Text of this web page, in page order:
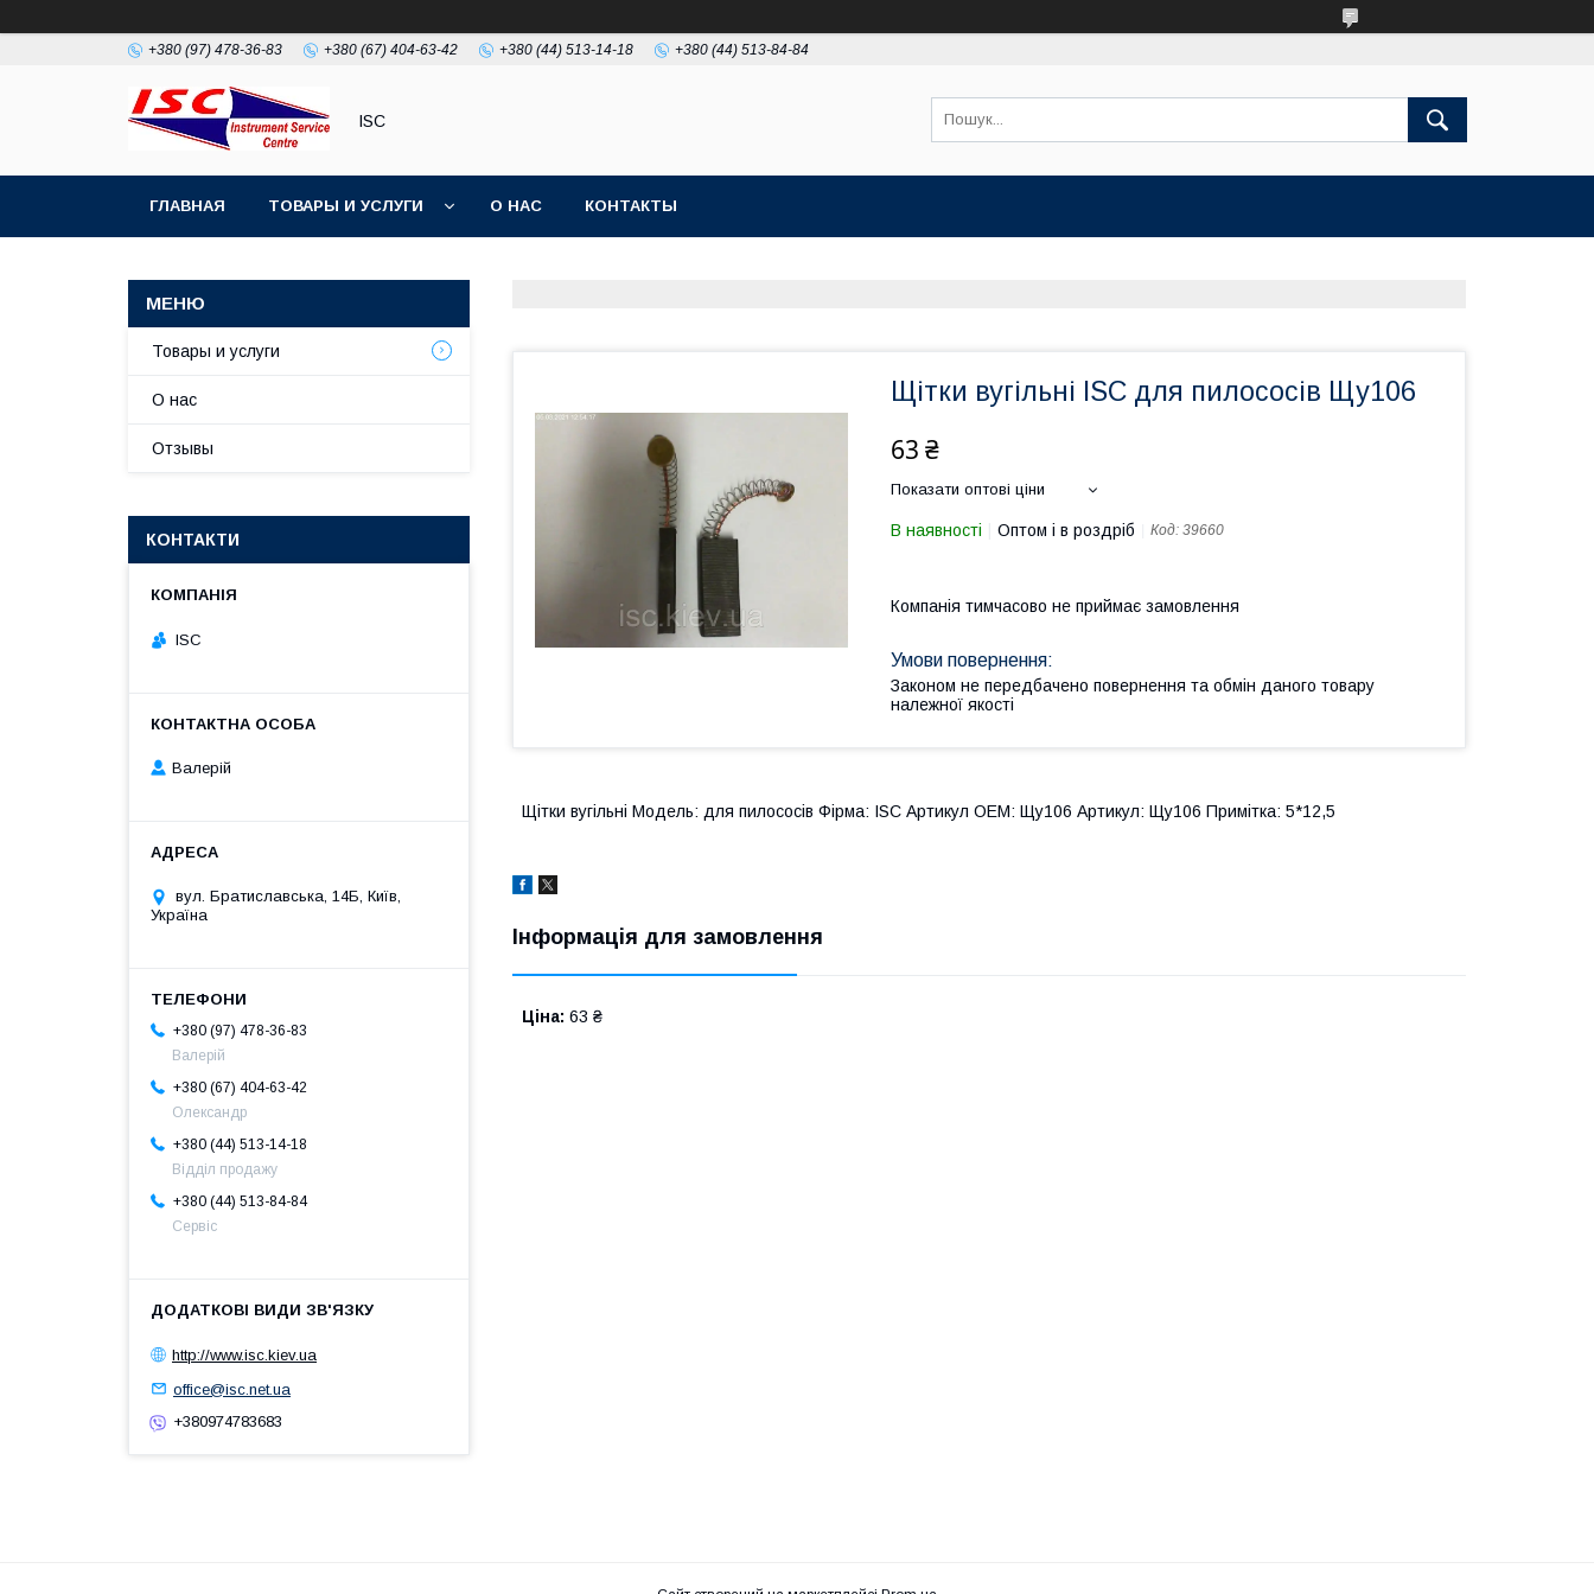
+380 (97) 478-36-83 +380 (67) 404-63-42 +380 (44) 513-14-18 +380 (44) 513-84-84
ISC
ГЛАВНАЯ ТОВАРЫ И УСЛУГИ О НАС КОНТАКТЫ
Щітки вугільні ISC для пилососів Щу106
63 ₴
Показати оптові ціни
В наявності Оптом і в роздріб Код: 39660
Компанія тимчасово не приймає замовлення
Законом не передбачено повернення та обмін даного товару
належної якості
Щітки вугільні Модель: для пилососів Фірма: ISC Артикул OEM: Щу106 Артикул: Щу106 Примітка: 5*12,5
Інформація для замовлення
Ціна: 63 ₴
Товары и услуги
О нас
Отзывы
КОНТАКТИ
ISC
Валерій
вул. Братиславська, 14Б, Київ,
Україна
+380 (97) 478-36-83
Валерій
+380 (67) 404-63-42
Олександр
+380 (44) 513-14-18
Відділ продажу
+380 (44) 513-84-84
Сервіс
http://www.isc.kiev.ua
office@isc.net.ua
+380974783683